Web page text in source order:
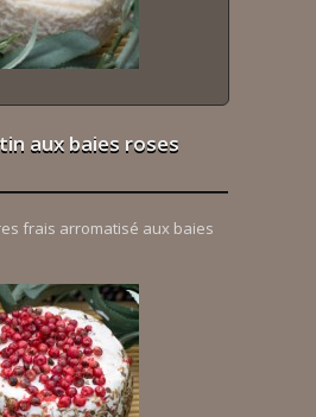
aux baies roses
frais arromatisé aux baies